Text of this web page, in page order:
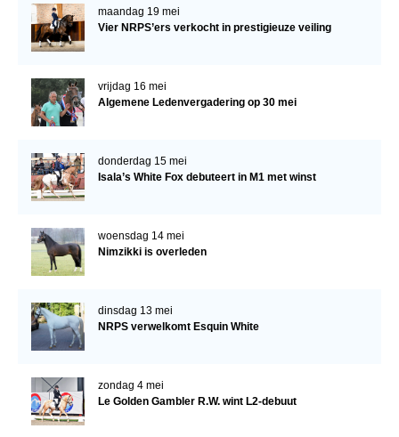
maandag 19 mei
Vier NRPS’ers verkocht in prestigieuze veiling
vrijdag 16 mei
Algemene Ledenvergadering op 30 mei
donderdag 15 mei
Isala’s White Fox debuteert in M1 met winst
woensdag 14 mei
Nimzikki is overleden
dinsdag 13 mei
NRPS verwelkomt Esquin White
zondag 4 mei
Le Golden Gambler R.W. wint L2-debuut